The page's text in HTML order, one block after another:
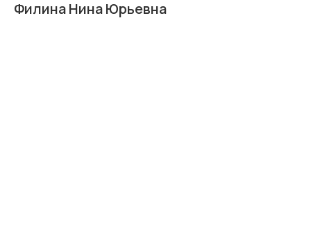
Филина Нина Юрьевна